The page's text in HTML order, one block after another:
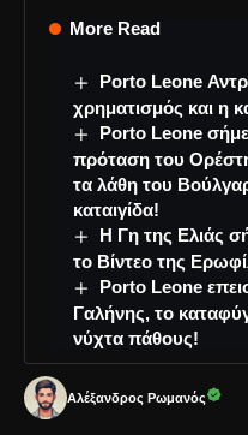
More Read
Porto Leone
χρηματισμός και η
Porto Leone
πρόταση του
τα λάθη του
καταιγίδα!
Η Γη της Ελιάς
το Βίντεο της
Porto Leone
Γαλήνης, το
νύχτα πάθους!
Αλέξανδρος Ρωμανός